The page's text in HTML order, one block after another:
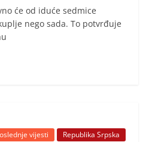
će od iduće sedmice
nego sada. To potvrđuje
vijesti Republika Srpska